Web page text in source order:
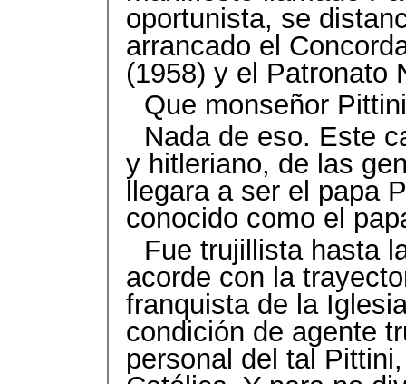
oportunista, se
arrancado el
(1958) y el Patronato
Que monseñor
Nada de eso. Este
y hitleriano, de las
llegara a ser el papa
conocido como el
Fue trujillista hasta
acorde con la
franquista de la
condición de agente
personal del tal